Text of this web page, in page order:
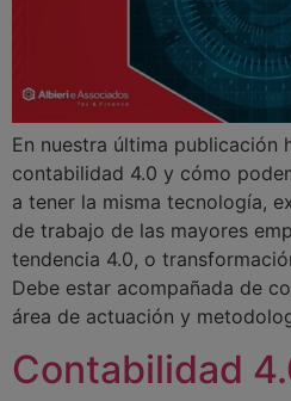
En nuestra última publicación
contabilidad 4.0 y cómo
a tener la misma tecnología,
de trabajo de las mayores
tendencia 4.0, o
Debe estar acompañada de
área de actuación y
Contabilidad